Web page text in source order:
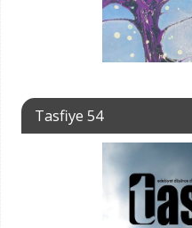
Tasfiye 54